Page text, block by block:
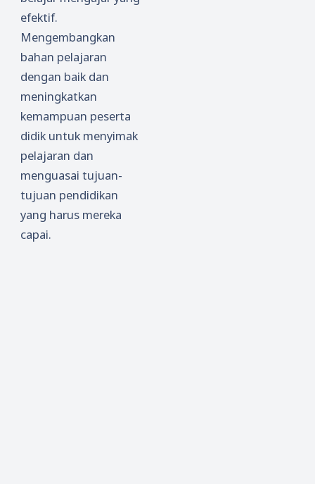
efektif.
Mengembangkan
bahan pelajaran
dengan baik dan
meningkatkan
kemampuan peserta
didik untuk menyimak
pelajaran dan
menguasai tujuan-
tujuan pendidikan
yang harus mereka
capai.